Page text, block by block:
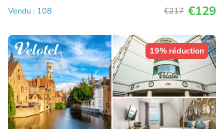
Vendu : 108
€217 €129
19% réduction